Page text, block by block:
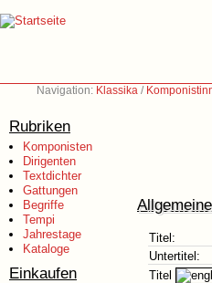
Navigation: Klassika /
Rubriken
Komponisten
Dirigenten
Textdichter
Gattungen
Begriffe
Tempi
Jahrestage
Kataloge
Einkaufen
Titel:
Untertitel:
Titel